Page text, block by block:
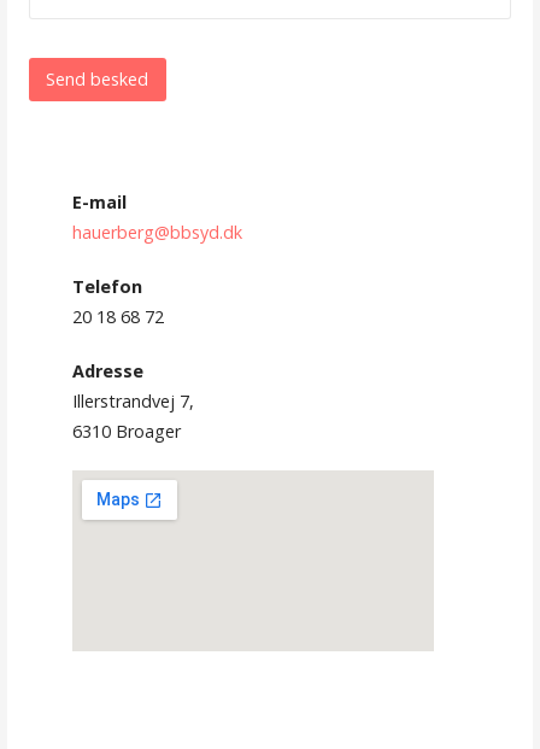
E-mail
hauerberg@bbsyd.dk
Telefon
20 18 68 72
Adresse
Illerstrandvej 7,
6310 Broager